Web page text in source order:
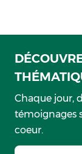
Chaque jour,
témoignages
coeur.